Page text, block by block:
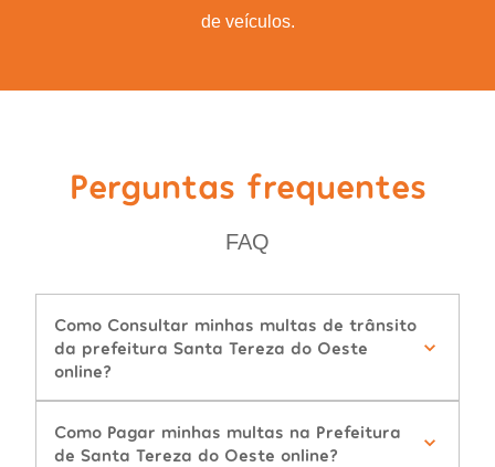
de veículos.
Perguntas frequentes
FAQ
Como Consultar minhas multas de trânsito
da prefeitura Santa Tereza do Oeste
online?
Como Pagar minhas multas na Prefeitura
de Santa Tereza do Oeste online?